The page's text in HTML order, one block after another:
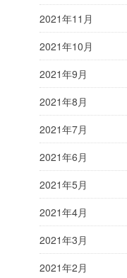
2021年11月
2021年10月
2021年9月
2021年8月
2021年7月
2021年6月
2021年5月
2021年4月
2021年3月
2021年2月